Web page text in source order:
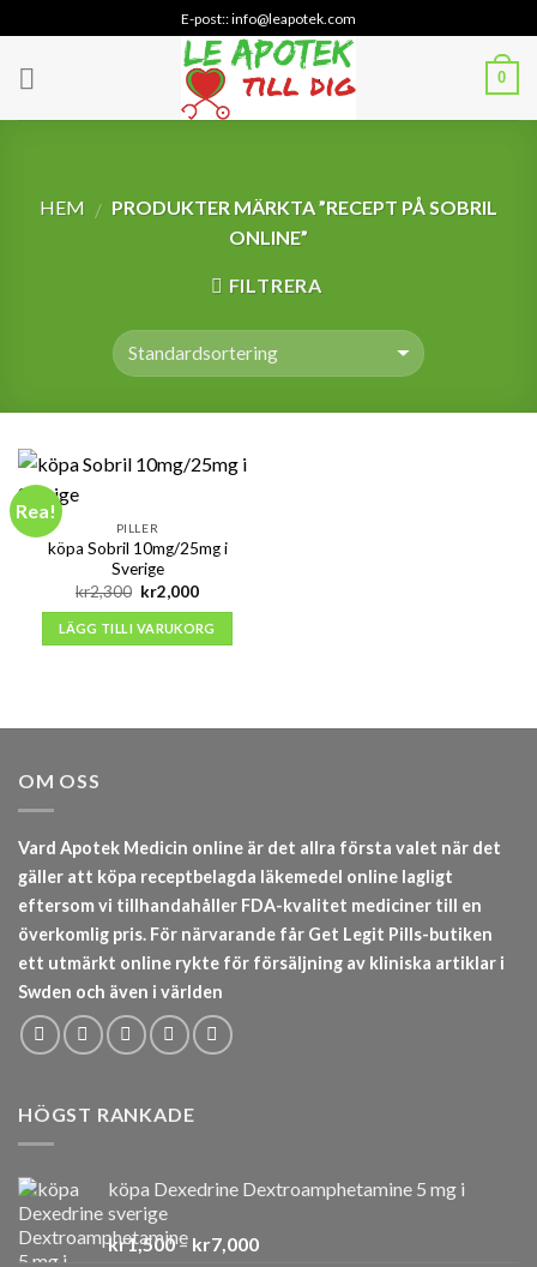
to
content
E-post:: info@leapotek.com
0
HEM / PRODUKTER MÄRKTA ”RECEPT PÅ SOBRIL
ONLINE”
FILTRERA
Rea!
PILLER
köpa Sobril 10mg/25mg i
Sverige
kr2,300 Det
ursprungliga
priset
var:
kr2,300.
kr2,000Det
priset
är:
kr2,000.
LÄGG TILL I VARUKORG
OM OSS
Vard Apotek Medicin online är det allra första valet när det
gäller att köpa receptbelagda läkemedel online lagligt
eftersom vi tillhandahåller FDA-kvalitet mediciner till en
överkomlig pris. För närvarande får Get Legit Pills-butiken
ett utmärkt online rykte för försäljning av kliniska artiklar i
Swden och även i världen
HÖGST RANKADE
köpa Dexedrine Dextroamphetamine 5 mg i
sverige
kr1,500– kr7,000Prisintervall: